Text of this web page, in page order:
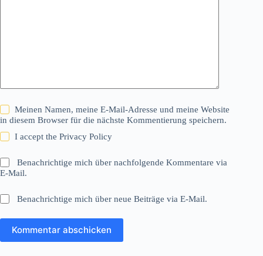
Meinen Namen, meine E-Mail-Adresse und meine Website
in diesem Browser für die nächste Kommentierung speichern.
I accept thePrivacy Policy
Benachrichtige mich über nachfolgende Kommentare via
E-Mail.
Benachrichtige mich über neue Beiträge via E-Mail.
Kommentar abschicken